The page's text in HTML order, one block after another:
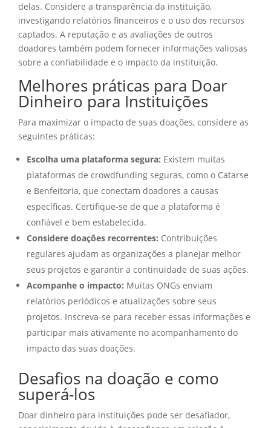
delas. Considere a transparência da instituição,
investigando relatórios financeiros e o uso dos recursos
captados. A reputação e as avaliações de outros
doadores também podem fornecer informações valiosas
sobre a confiabilidade e o impacto da instituição.
Melhores práticas para Doar
Dinheiro para Instituições
Para maximizar o impacto de suas doações, considere as
seguintes práticas:
Escolha uma plataforma segura: Existem muitas
plataformas de crowdfunding seguras, como o Catarse
e Benfeitoria, que conectam doadores a causas
específicas. Certifique-se de que a plataforma é
confiável e bem estabelecida.
Considere doações recorrentes: Contribuições
regulares ajudam as organizações a planejar melhor
seus projetos e garantir a continuidade de suas ações.
Acompanhe o impacto: Muitas ONGs enviam
relatórios periódicos e atualizações sobre seus
projetos. Inscreva-se para receber essas informações e
participar mais ativamente no acompanhamento do
impacto das suas doações.
Desafios na doação e como
superá-los
Doar dinheiro para instituições pode ser desafiador,